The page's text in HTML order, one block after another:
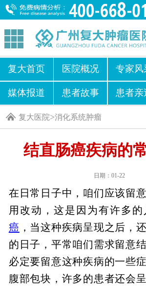
复大首页 医院概况 专家风
媒体报道 患者故事 患者亲
复大医院>消化系统肿瘤
结直肠癌疾病的
日期：01-22
在日常日子中，咱们应该留
用改动，这是因为有许多
癌 ，当这种疾病呈现之后，
的日子，平常咱们需求留意
必定要留意这种疾病的一些
腹部包块，许多的患者还会